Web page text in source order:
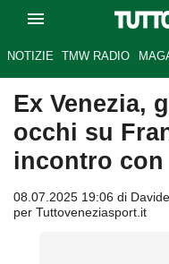
NOTIZIE TMW RADIO
Ex Venezia,
occhi su
incontro
08.07.2025 19:06 di
per Tuttoveneziasport.it